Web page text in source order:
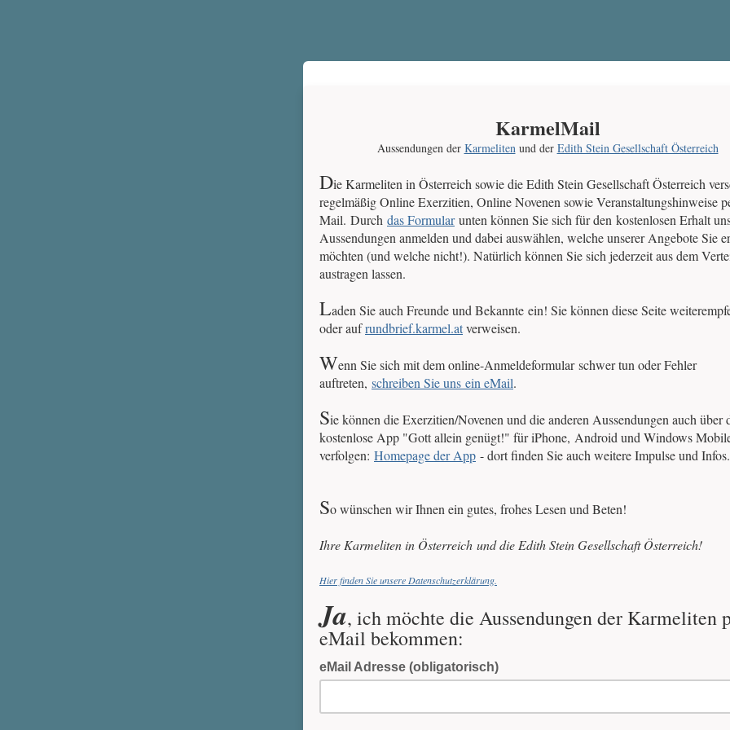
KarmelMail
Aussendungen der Karmelitenund der Edith Stein Gesellschaft Österreich
Die Karmeliten in Österreich sowie die Edith Stein Gesellschaft Österreich
regelmäßig Online Exerzitien, Online Novenen sowie Veranstaltungshinweise
Mail. Durch das Formularunten können Sie sich für den kostenlosen Erhalt
Aussendungen anmelden und dabei auswählen, welche unserer Angebote Sie
möchten (und welche nicht!). Natürlich können Sie sich jederzeit aus dem
austragen lassen.
Laden Sie auch Freunde und Bekannte ein! Sie können diese Seite
oder aufrundbrief.karmel.atverweisen.
Wenn Sie sich mit dem online-Anmeldeformular schwer tun oder Fehler
auftreten, schreiben Sie uns ein eMail.
Sie können die Exerzitien/Novenen und die anderen Aussendungen auch über
kostenlose App "Gott allein genügt!" für iPhone, Android und Windows
verfolgen: Homepage der App - dort finden Sie auch weitere Impulse und Infos.
So wünschen wir Ihnen ein gutes, frohes Lesen und Beten!
Ihre Karmeliten in Österreich und die Edith Stein Gesellschaft Österreich!
Hier finden Sie unsere Datenschutzerklärung.
Ja, ich möchte die Aussendungen der Karmeliten
eMail bekommen:
eMail Adresse (obligatorisch)